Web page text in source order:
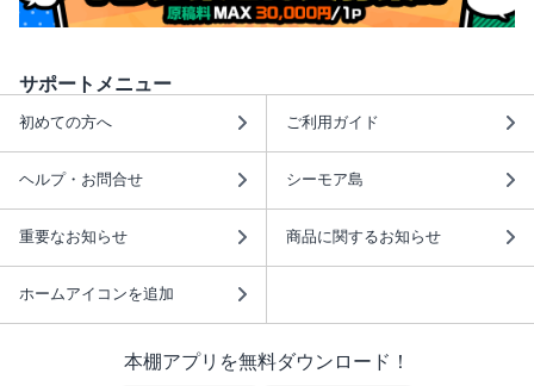
サポートメニュー
初めての方へ ご利用ガイド
ヘルプ・お問合せ シーモア島
重要なお知らせ 商品に関するお知らせ
ホームアイコンを追加
本棚アプリを無料ダウンロード！